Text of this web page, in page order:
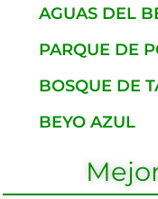
AGUAS DEL
PARQUE DE
BOSQUE DE
BEYO AZUL